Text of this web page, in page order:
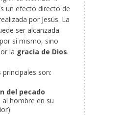
un efecto directo de
por Jesús. La
ser alcanzada
sí mismo, sino
la gracia de Dios.
son:
del pecado
hombre en su